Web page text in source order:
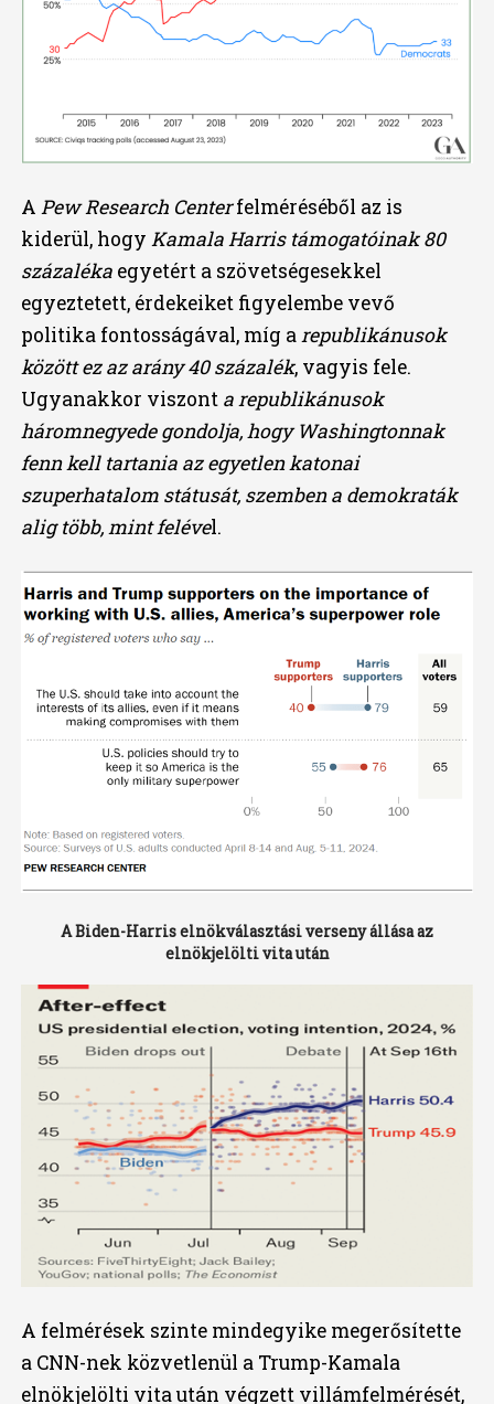
A Pew Research Centerfelméréséből az is
kiderül, hogy Kamala Harris támogatóinak 80
százalékaegyetért a szövetségesekkel
egyeztetett, érdekeiket figyelembe vevő
politika fontosságával, míg arepublikánusok
között ez az arány 40 százalék, vagyis fele.
Ugyanakkor viszont a republikánusok
háromnegyede gondolja, hogy Washingtonnak
fenn kell tartania az egyetlen katonai
szuperhatalom státusát, szemben a demokraták
alig több, mint felével.
A Biden-Harris elnökválasztási verseny állása az
elnökjelölti vita után
A felmérések szinte mindegyike megerősítette
a CNN-nek közvetlenül a Trump-Kamala
elnökjelölti vita után végzett villámfelmérését,